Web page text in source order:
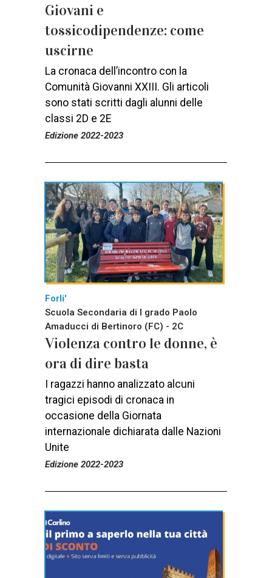
Giovani e
tossicodipendenze: come
uscirne
La cronaca dell’incontro con la
Comunità Giovanni XXIII. Gli articoli
sono stati scritti dagli alunni delle
classi 2D e 2E
Edizione 2022-2023
Forli'
Scuola Secondaria di I grado Paolo
Amaducci di Bertinoro (FC) - 2C
Violenza contro le donne, è
ora di dire basta
I ragazzi hanno analizzato alcuni
tragici episodi di cronaca in
occasione della Giornata
internazionale dichiarata dalle Nazioni
Unite
Edizione 2022-2023